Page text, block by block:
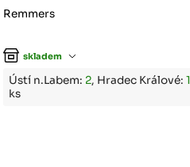
Remmers
skladem
Ústí n.Labem: 2, Hradec Králové:1
ks